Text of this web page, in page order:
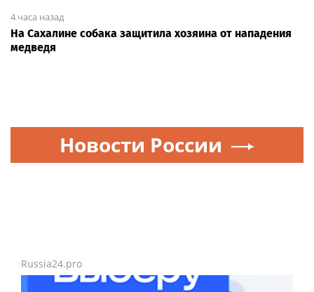
4 часа назад
На Сахалине собака защитила хозяина от нападения
медведя
Новости России
Russia24.pro